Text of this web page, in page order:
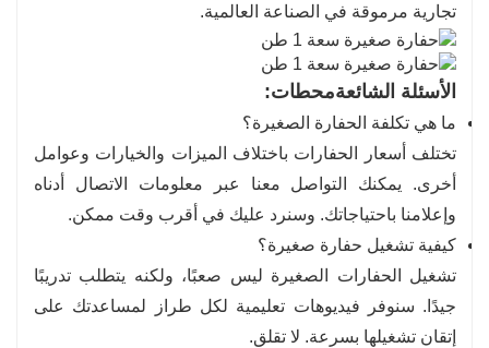
تجارية مرموقة في الصناعة العالمية.
الأسئلة الشائعةمحطات:
ما هي تكلفة الحفارة الصغيرة؟
تختلف أسعار الحفارات باختلاف الميزات والخيارات وعوامل
أخرى. يمكنك التواصل معنا عبر معلومات الاتصال أدناه
وإعلامنا باحتياجاتك. وسنرد عليك في أقرب وقت ممكن.
كيفية تشغيل حفارة صغيرة؟
تشغيل الحفارات الصغيرة ليس صعبًا، ولكنه يتطلب تدريبًا
جيدًا. سنوفر فيديوهات تعليمية لكل طراز لمساعدتك على
إتقان تشغيلها بسرعة. لا تقلق.